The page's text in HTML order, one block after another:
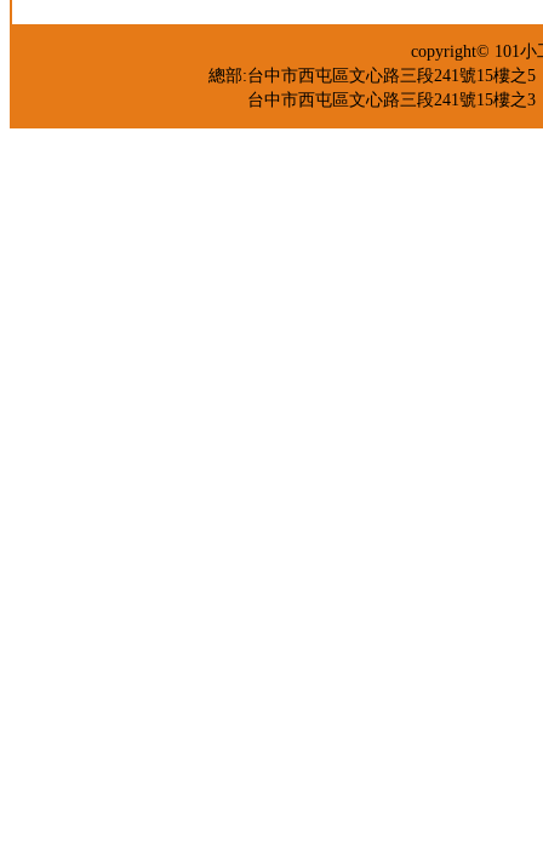
copyright© 101
總部:台中市西屯區文心路三段241號15樓之
台中市西屯區文心路三段241號15樓